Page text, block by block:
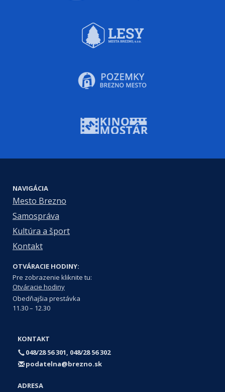
NAVIGÁCIA
Mesto Brezno
Samospráva
Kultúra a šport
Kontakt
OTVÁRACIE HODINY:
Pre zobrazenie kliknite tu:
Otváracie hodiny
Obedňajšia prestávka
11.30 – 12.30
KONTAKT
048/28 56 301, 048/28 56 302
podatelna@brezno.sk
ADRESA